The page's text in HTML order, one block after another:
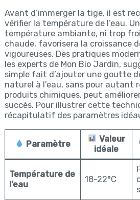
Avant d’immerger la tige, il est
vérifier la température de l’eau.
température ambiante, ni trop
chaude, favorisera la croissance
vigoureuses. Des pratiques
les experts de Mon Bio Jardin,
simple fait d’ajouter une goutte
naturel à l’eau, sans pour autant
produits chimiques, peut
succès. Pour illustrer cette
récapitulatif des paramètres
Paramètre
Valeur
idéale
Température de
l’eau
18-22°C